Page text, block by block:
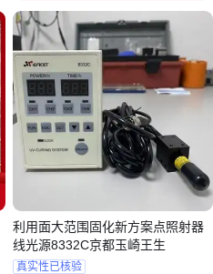
利用面大范围固化新方案点照射器
线光源8332C京都玉崎王生
真实性已核验